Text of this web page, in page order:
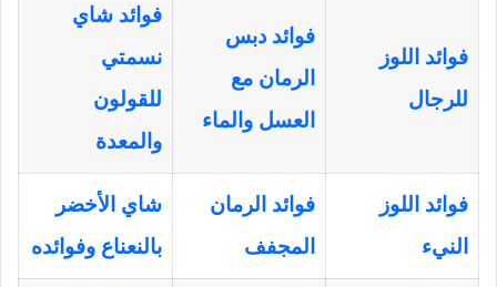
فوائد اللوز
للرجال
فوائد دبس
الرمان مع
العسل والماء
فوائد شاي
نسمتي
للقولون
والمعدة
فوائد اللوز
النيء
فوائد الرمان
المجفف
شاي الأخضر
بالنعناع وفوائده